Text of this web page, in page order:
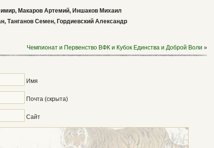
Макаров Артемий, Иншаков Михаил
Танганов Семен, Гордиевский Александр
Чемпионат и Первенство ВФК и Кубок Единства и Доброй Воли »
Имя
Почта (скрыта)
Сайт